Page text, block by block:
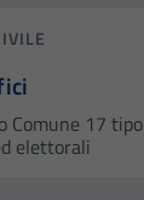
Comune 17
elettorali